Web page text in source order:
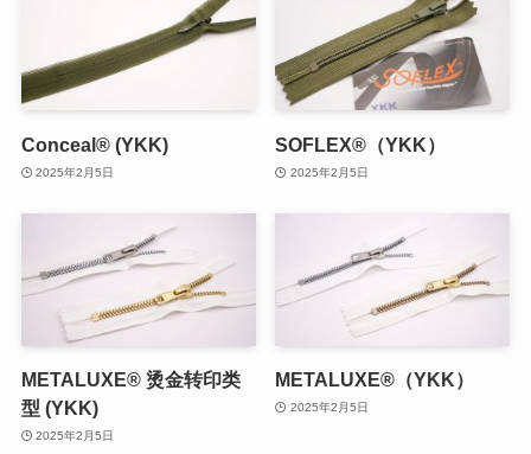
Conceal® (YKK)
2025年2月5日
SOFLEX®（YKK）
2025年2月5日
METALUXE® 烫金转印类
型 (YKK)
2025年2月5日
METALUXE®（YKK）
2025年2月5日